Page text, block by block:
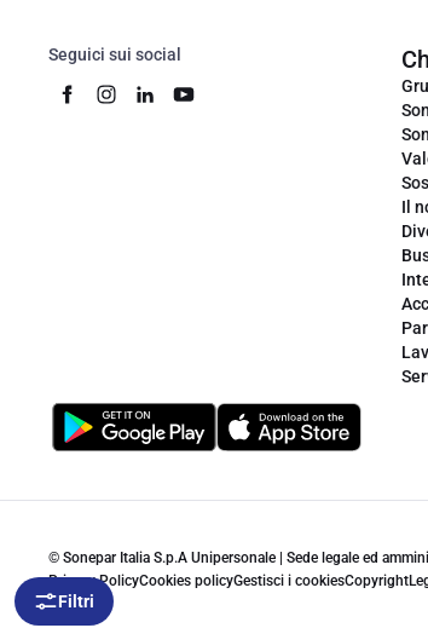
Filtri
Seguici sui social
Il
© Sonepar Italia S.p.A Unipersonale | Sede legale ed
Privacy PolicyCookies policyGestisci i cookiesCopyright